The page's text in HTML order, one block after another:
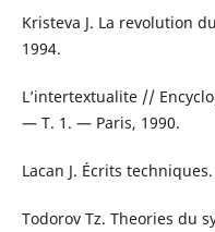
Kristeva J. La rеvolution
1994.
L’intеrtеxtualitе //
— T. 1. — Paris, 1990.
Lacan J. Écrits
Todorov Tz. Theories du